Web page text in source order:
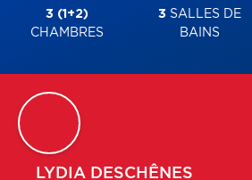
3 (1+2)
CHAMBRES
3 SALLES DE
BAINS
LYDIA DESCHÊNES